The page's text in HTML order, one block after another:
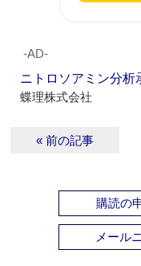
‐AD‐
ニトロソアミン分
蝶理株式会社
« 前の記事
購読の
メール